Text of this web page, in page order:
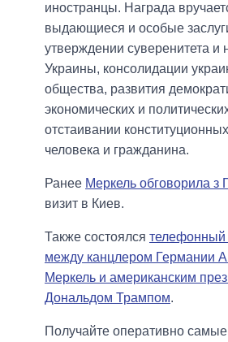
иностранцы. Награда
выдающиеся и особые
утверждении суверенитета и
Украины, консолидации
общества, развития
экономических и
отстаивании
человека и гражданина.
Ранее Меркель обговорила
визит в Киев.
Также состоялся телефонный
между канцлером Германии
Меркель и американским
Дональдом Трампом.
Получайте оперативно